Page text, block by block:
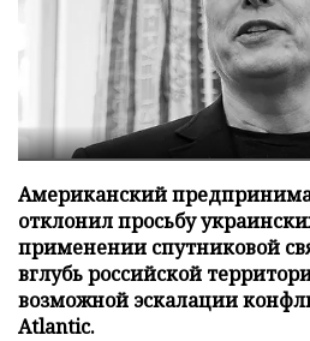
Американский
отклонил просьбу
применении спутниковой
вглубь российской
возможной эскалации
Atlantic.